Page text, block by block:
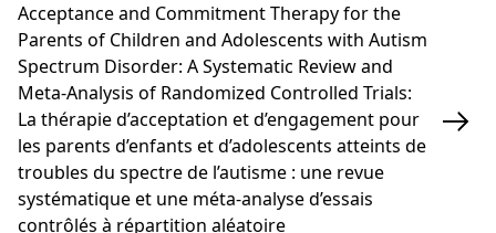
Acceptance and Commitment Therapy for the
Parents of Children and Adolescents with Autism
Spectrum Disorder: A Systematic Review and
Meta-Analysis of Randomized Controlled Trials:
La thérapie d’acceptation et d’engagement pour
les parents d’enfants et d’adolescents atteints de
troubles du spectre de l’autisme : une revue
systématique et une méta-analyse d’essais
contrôlés à répartition aléatoire